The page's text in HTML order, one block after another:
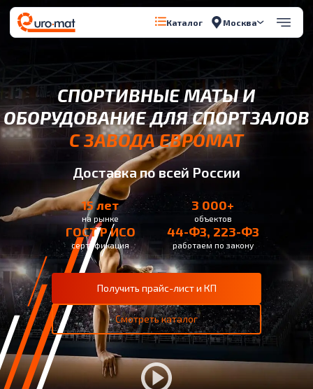
Каталог Москва
СПОРТИВНЫЕ МАТЫ И
ОБОРУДОВАНИЕ ДЛЯ СПОРТЗАЛОВ
С ЗАВОДА ЕВРОМАТ
Доставка по всей России
15 лет
на рынке
3 000+
объектов
ГОСТ Р ИСО
сертификация
44-ФЗ, 223-ФЗ
работаем по закону
Получить прайс-лист и КП
Смотреть каталог